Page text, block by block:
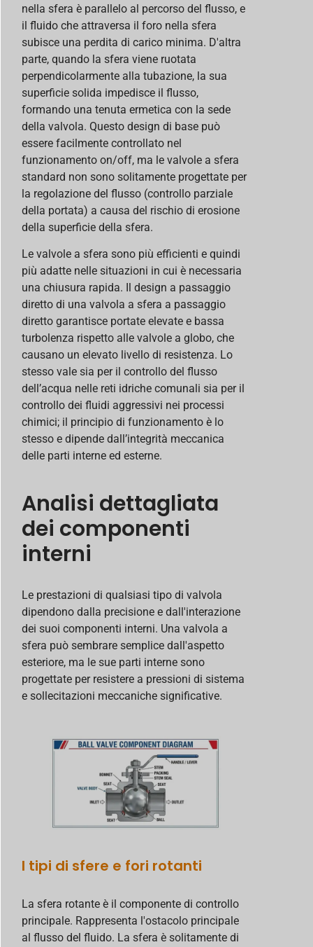
nella sfera è parallelo al percorso del flusso, e
il fluido che attraversa il foro nella sfera
subisce una perdita di carico minima. D'altra
parte, quando la sfera viene ruotata
perpendicolarmente alla tubazione, la sua
superficie solida impedisce il flusso,
formando una tenuta ermetica con la sede
della valvola. Questo design di base può
essere facilmente controllato nel
funzionamento on/off, ma le valvole a sfera
standard non sono solitamente progettate per
la regolazione del flusso (controllo parziale
della portata) a causa del rischio di erosione
della superficie della sfera.
Le valvole a sfera sono più efficienti e quindi
più adatte nelle situazioni in cui è necessaria
una chiusura rapida. Il design a passaggio
diretto di una valvola a sfera a passaggio
diretto garantisce portate elevate e bassa
turbolenza rispetto alle valvole a globo, che
causano un elevato livello di resistenza. Lo
stesso vale sia per il controllo del flusso
dell’acqua nelle reti idriche comunali sia per il
controllo dei fluidi aggressivi nei processi
chimici; il principio di funzionamento è lo
stesso e dipende dall’integrità meccanica
delle parti interne ed esterne.
Analisi dettagliata
dei componenti
interni
Le prestazioni di qualsiasi tipo di valvola
dipendono dalla precisione e dall'interazione
dei suoi componenti interni. Una valvola a
sfera può sembrare semplice dall'aspetto
esteriore, ma le sue parti interne sono
progettate per resistere a pressioni di sistema
e sollecitazioni meccaniche significative.
I tipi di sfere e fori rotanti
La sfera rotante è il componente di controllo
principale. Rappresenta l'ostacolo principale
al flusso del fluido. La sfera è solitamente di